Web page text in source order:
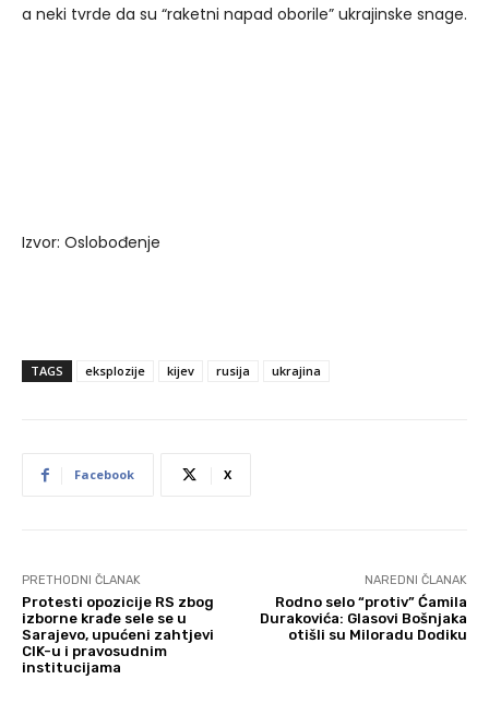
a neki tvrde da su “raketni napad oborile” ukrajinske snage.
Izvor: Oslobođenje
TAGS eksplozije kijev rusija ukrajina
Facebook X
PRETHODNI ČLANAK
Protesti opozicije RS zbog
izborne krađe sele se u
Sarajevo, upućeni zahtjevi
CIK-u i pravosudnim
institucijama
NAREDNI ČLANAK
Rodno selo “protiv” Ćamila
Durakovića: Glasovi Bošnjaka
otišli su Miloradu Dodiku